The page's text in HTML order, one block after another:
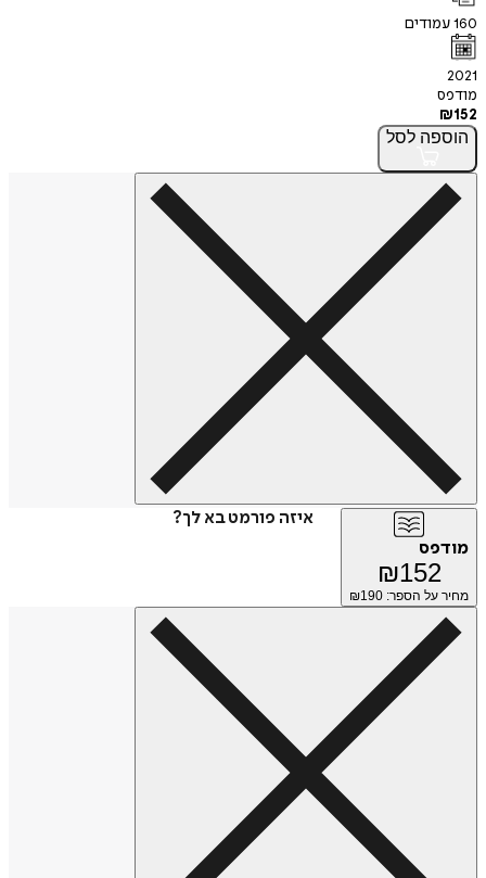
160עמודים
2021
מודפס
₪152
הוספה לסל
איזה פורמט בא לך?
מודפס
₪152
מחיר על הספר: ₪ 190